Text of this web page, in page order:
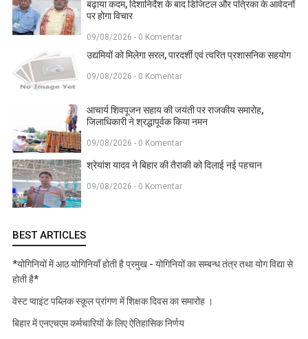
बढ़ाया कदम, दिशानिर्देश के बाद डिजिटल और पत्रिका के आवेदनों
पर होगा विचार
09/08/2026 - 0 Komentar
उद्यमियों को मिलेगा सरल, पारदर्शी एवं त्वरित प्रशासनिक सहयोग
09/08/2026 - 0 Komentar
आचार्य शिवपूजन सहाय की जयंती पर राजकीय समारोह,
जिलाधिकारी ने श्रद्धापूर्वक किया नमन
09/08/2026 - 0 Komentar
श्रेयांश यादव ने बिहार की तैराकी को दिलाई नई पहचान
09/08/2026 - 0 Komentar
BEST ARTICLES
*योगिनियों में आठ योगिनियाँ होती है प्रमुख - योगिनियों का सम्बन्ध तंत्र तथा योग विद्या से
होती है*
वेस्ट प्वाइंट पब्लिक स्कूल प्रांगण में शिक्षक दिवस का समारोह ।
बिहार में एनएचएम कर्मचारियों के लिए ऐतिहासिक निर्णय